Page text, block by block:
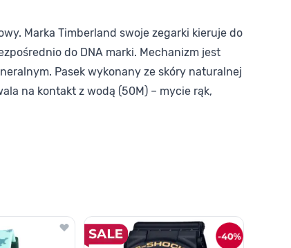
Marka Timberland swoje zegarki kieruje do
do DNA marki. Mechanizm jest
Pasek wykonany ze skóry naturalnej
na kontakt z wodą (50M) – mycie rąk,
karuzeli za pomocą linka pomijającego.